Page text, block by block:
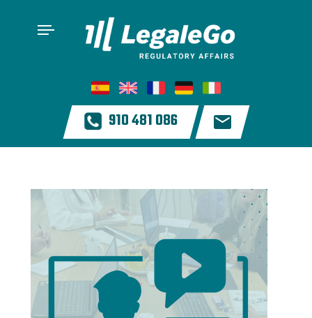
910 481 086
alimenticios en Italia? No esperes, y
¡empieza ya!
Amazon FBA – Cómo vender
complementos alimenticios por